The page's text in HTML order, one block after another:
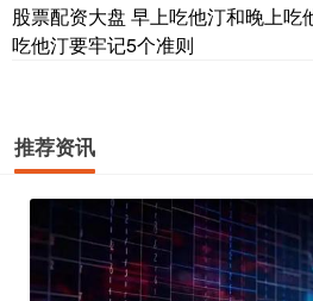
股票配资大盘 早上吃他汀和晚上吃
吃他汀要牢记5个准则
推荐资讯